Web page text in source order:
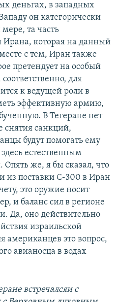
деньгах, в западных
он категорически
та часть
Ирана, которая на данный
с тем, Иран также
претендует на особый
для
к ведущей роли в
эффективную армию,
В Тегеране нет
снятия санкций,
будут помогать ему
естественным
Опять же, я бы сказал, что
из поставки С-300 в Иран
это оружие носит
и баланс сил в регионе
Да, оно действительно
израильской
американцев это вопрос,
авианосца в водах
встречалсяи с